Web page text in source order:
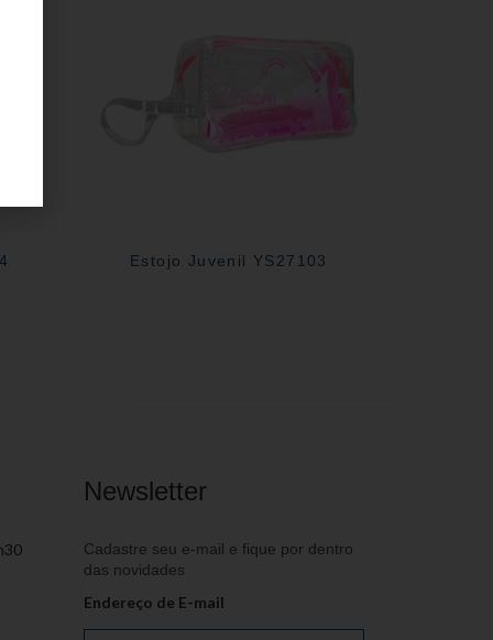
Estojo Juvenil YS27103
Newsletter
Cadastre seu e-mail e fique por dentro
das novidades
Endereço de E-mail